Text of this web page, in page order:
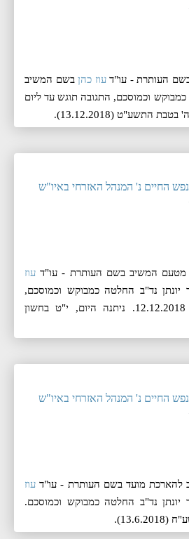
עוז כהן בשם המשיב
וכמוסכם, התגובה תוגש עד ליום
עוז
נד"ב החלטה כמבוקש וכמוסכם,
התגובה תוגש עד ליום 12.12.2018. ניתנה היום, ‏י"ט בחשון
מועד בשם העותרת - עו"ד עוז
נד"ב החלטה כמבוקש וכמוסכם.